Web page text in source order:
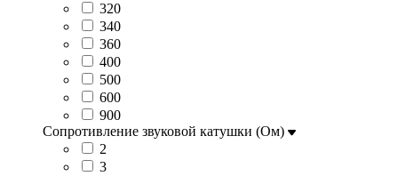
320
340
360
400
500
600
900
Сопротивление звуковой катушки (Ом)
2
3